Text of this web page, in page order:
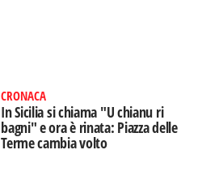
CRONACA
In Sicilia si chiama "U chianu ri
bagni" e ora è rinata: Piazza delle
Terme cambia volto